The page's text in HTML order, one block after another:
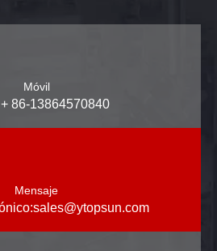
Móvil
86-13864570840
Mensaje
sales@ytopsun.com